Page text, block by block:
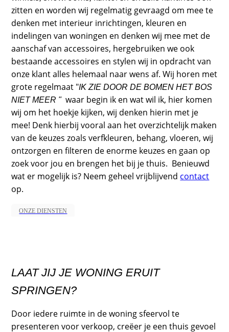
zitten en worden wij regelmatig gevraagd om mee te
denken met interieur inrichtingen, kleuren en
indelingen van woningen en denken wij mee met de
aanschaf van accessoires, hergebruiken we ook
bestaande accessoires en stylen wij in opdracht van
onze klant alles helemaal naar wens af. Wij horen met
grote regelmaat "IK ZIE DOOR DE BOMEN HET BOS
NIET MEER " waar begin ik en wat wil ik, hier komen
wij om het hoekje kijken, wij denken hierin met je
mee! Denk hierbij vooral aan het overzichtelijk maken
van de keuzes zoals verfkleuren, behang, vloeren, wij
ontzorgen en filteren de enorme keuzes en gaan op
zoek voor jou en brengen het bij je thuis. Benieuwd
wat er mogelijk is? Neem geheel vrijblijvend contact
op.
ONZE DIENSTEN
LAAT JIJ JE WONING ERUIT
SPRINGEN?
Door iedere ruimte in de woning sfeervol te
presenteren voor verkoop, creëer je een thuis gevoel